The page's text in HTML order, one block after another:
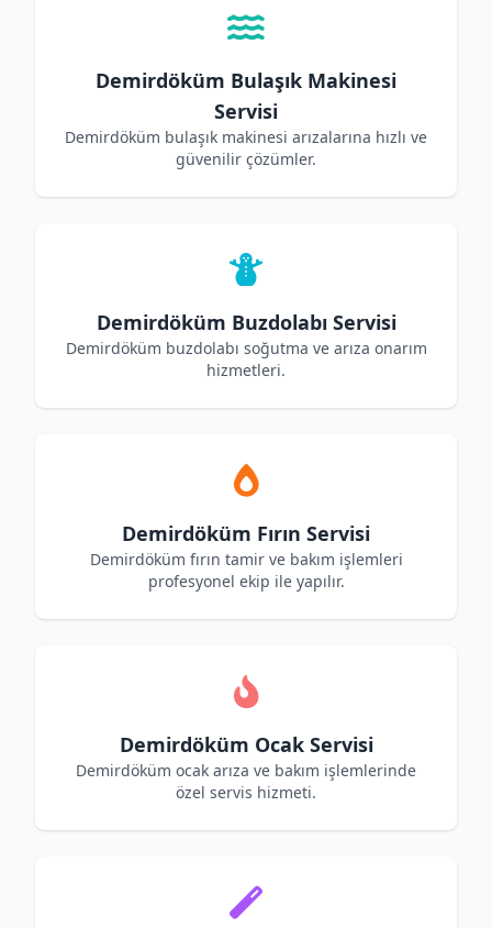
Demirdöküm Bulaşık Makinesi
Servisi
Demirdöküm bulaşık makinesi arızalarına hızlı ve
güvenilir çözümler.
Demirdöküm Buzdolabı Servisi
Demirdöküm buzdolabı soğutma ve arıza onarım
hizmetleri.
Demirdöküm Fırın Servisi
Demirdöküm fırın tamir ve bakım işlemleri
profesyonel ekip ile yapılır.
Demirdöküm Ocak Servisi
Demirdöküm ocak arıza ve bakım işlemlerinde
özel servis hizmeti.